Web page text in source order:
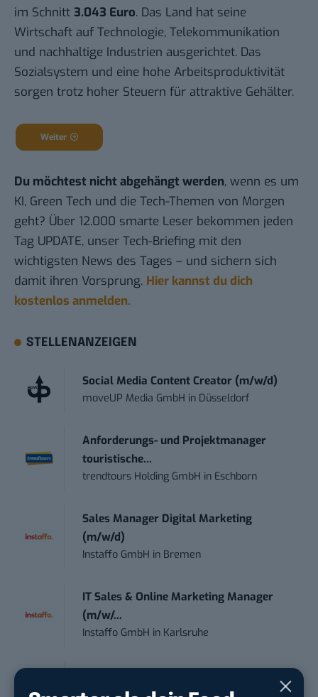
im Schnitt 3.043 Euro. Das Land hat seine
Wirtschaft auf Technologie, Telekommunikation
und nachhaltige Industrien ausgerichtet. Das
Sozialsystem und eine hohe Arbeitsproduktivität
sorgen trotz hoher Steuern für attraktive Gehälter.
Weiter
Du möchtest nicht abgehängt werden, wenn es um
KI, Green Tech und die Tech-Themen von Morgen
geht? Über 12.000 smarte Leser bekommen jeden
Tag UPDATE, unser Tech-Briefing mit den
wichtigsten News des Tages – und sichern sich
damit ihren Vorsprung. Hier kannst du dich
kostenlos anmelden.
STELLENANZEIGEN
Social Media Content Creator (m/w/d)
moveUP Media GmbH in Düsseldorf
Anforderungs- und Projektmanager
touristische...
trendtours Holding GmbH in Eschborn
Sales Manager Digital Marketing
(m/w/d)
Instaffo GmbH in Bremen
IT Sales & Online Marketing Manager
(m/w/...
Instaffo GmbH in Karlsruhe
Marketing /...